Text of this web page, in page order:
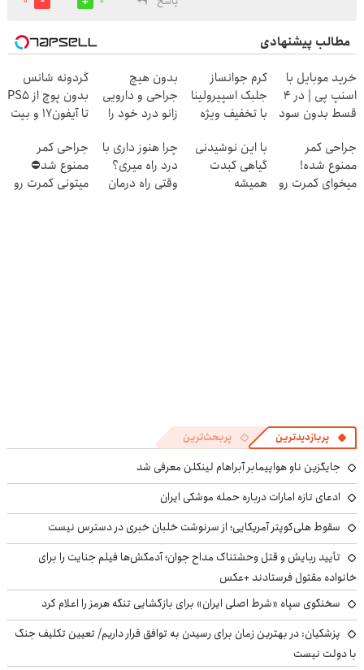
مطالب پیشنهادی
خرید موبایل با
اسنپ پی | در ۴
قسط بدون سود
کرم جوانساز
جلبک اسپیرولینا
با تخفیف ویژه
بدون هیچ
جراحی و دارویی
زانو درد خود را
پرسش نامه ▶
گردونه شانس
بدون پوچ از PS5
تا آیفون17 و بیت
جراحی کمر
ممنوع شده!
میخوای کمرت رو
با این نوشیدنی
گیاهی کبدت
همیشه
چرا هنوز داری با
درد راه میری؟
وقتی راه درمان
جراحی کمر
ممنوع شد⛔
میتونی کمرت رو
پربازدیدترین پربحث‌ترین
جایگزین ناو هواپیمابر آبراهام لینکلن معرفی شد
ادعای تازه امارات درباره حمله موشکی ایران
سقوط هلی‌کوپتر آمریکایی؛ از سرنوشت خلبان خبری در دسترس نیست
تأیید ربایش و قتل وحشتناک مداح جوان؛ آدمکش‌ها فیلم جنایت را برای
خانواده مقتول فرستادند +عکس
سخنگوی سپاه «شرط اصلی ایران» برای بازگشایی تنگه هرمز را اعلام کرد
پزشکیان‌: در بهترین زمان برای رسیدن به توافق قرار داریم/ تعیین تکلیف جنگ
با دولت نیست